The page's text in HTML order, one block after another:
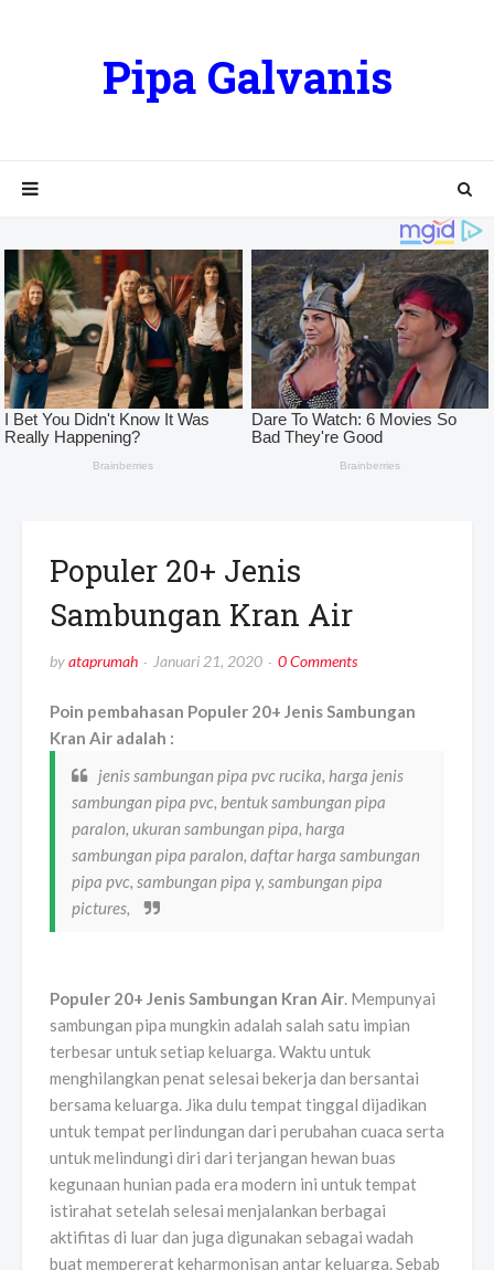
Pipa Galvanis
Populer 20+ Jenis
Sambungan Kran Air
byataprumah Januari 21, 2020 0 Comments
Poin pembahasan Populer 20+ Jenis Sambungan
Kran Air adalah :
jenis sambungan pipa pvc rucika, harga jenis
sambungan pipa pvc, bentuk sambungan pipa
paralon, ukuran sambungan pipa, harga
sambungan pipa paralon, daftar harga sambungan
pipa pvc, sambungan pipa y, sambungan pipa
pictures,
Populer 20+ Jenis Sambungan Kran Air. Mempunyai
sambungan pipa mungkin adalah salah satu impian
terbesar untuk setiap keluarga. Waktu untuk
menghilangkan penat selesai bekerja dan bersantai
bersama keluarga. Jika dulu tempat tinggal dijadikan
untuk tempat perlindungan dari perubahan cuaca serta
untuk melindungi diri dari terjangan hewan buas
kegunaan hunian pada era modern ini untuk tempat
istirahat setelah selesai menjalankan berbagai
aktifitas di luar dan juga digunakan sebagai wadah
buat mempererat keharmonisan antar keluarga. Sebab